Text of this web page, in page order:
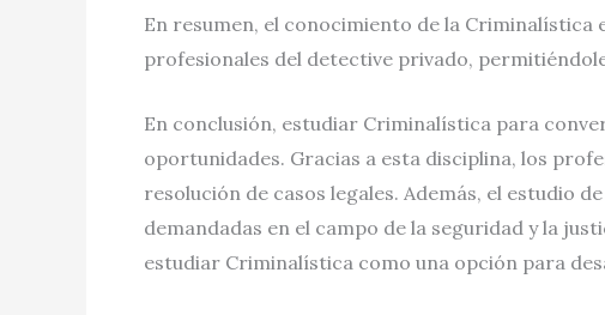
En resumen, el conocimiento de la Criminalística
profesionales del detective privado,
En conclusión, estudiar Criminalística para
oportunidades. Gracias a esta disciplina, los
resolución de casos legales. Además, el estudio
demandadas en el campo de la seguridad y la
estudiar Criminalística como una opción para